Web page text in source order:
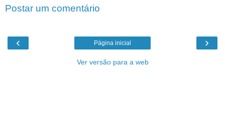
Postar um comentário
‹ ›
Página inicial
Ver versão para a web